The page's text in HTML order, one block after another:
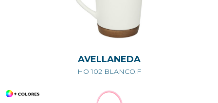
AVELLANEDA
HO 102 BLANCO.F